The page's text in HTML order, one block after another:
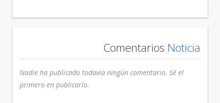
Comentarios Noticia
Nadie ha publicado todavía ningún comentario. Sé el
primero en publicarlo.